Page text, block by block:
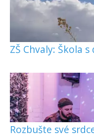
ZŠ Chvaly: Škola
Rozbušte své